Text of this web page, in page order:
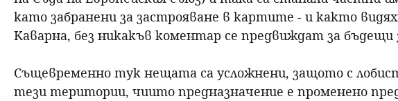
като забранени за застрояване в картите - и както
Каварна, без никакъв коментар се предвиждат за бъдещи
Същевременно тук нещата са усложнени, защото с
тези територии, чиито предназначение е променено